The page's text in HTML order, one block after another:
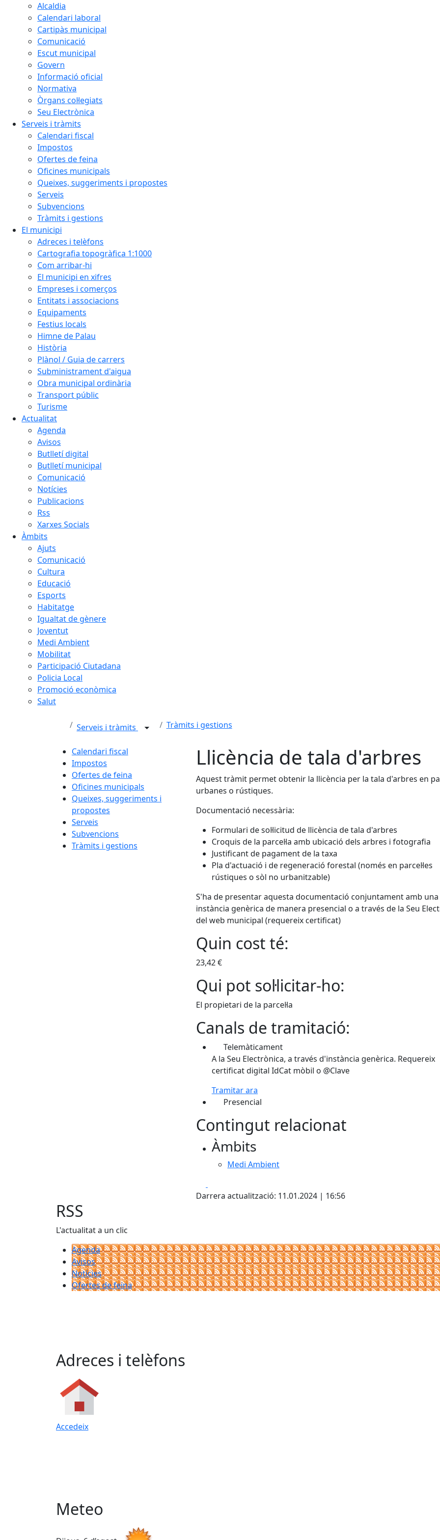
Alcaldia
Calendari laboral
Cartipàs municipal
Comunicació
Escut municipal
Govern
Informació oficial
Normativa
Òrgans col·legiats
Seu Electrònica
Serveis i tràmits
Calendari fiscal
Impostos
Ofertes de feina
Oficines municipals
Queixes, suggeriments i propostes
Serveis
Subvencions
Tràmits i gestions
El municipi
Adreces i telèfons
Cartografia topogràfica 1:1000
Com arribar-hi
El municipi en xifres
Empreses i comerços
Entitats i associacions
Equipaments
Festius locals
Himne de Palau
Història
Plànol / Guia de carrers
Subministrament d'aigua
Obra municipal ordinària
Transport públic
Turisme
Actualitat
Agenda
Avisos
Butlletí digital
Butlletí municipal
Comunicació
Notícies
Publicacions
Rss
Xarxes Socials
Àmbits
Ajuts
Comunicació
Cultura
Educació
Esports
Habitatge
Igualtat de gènere
Joventut
Medi Ambient
Mobilitat
Participació Ciutadana
Policia Local
Promoció econòmica
Salut
Serveis i tràmits Tràmits i gestions
Calendari fiscal
Impostos
Ofertes de feina
Oficines municipals
Queixes, suggeriments i
propostes
Serveis
Subvencions
Tràmits i gestions
Llicència de tala d'arbres
Aquest tràmit permet obtenir la llicència per la tala d'arbres en
urbanes o rústiques.
Documentació necessària:
Formulari de sol·licitud de llicència de tala d'arbres
Croquis de la parcel·la amb ubicació dels arbres i fotografia
Justificant de pagament de la taxa
Pla d'actuació i de regeneració forestal (només en parcel·les
rústiques o sòl no urbanitzable)
S'ha de presentar aquesta documentació conjuntament amb una
instància genèrica de manera presencial o a través de la Seu
del web municipal (requereix certificat)
Quin cost té:
23,42 €
Qui pot sol·licitar-ho:
El propietari de la parcel·la
Canals de tramitació:
Telemàticament
A la Seu Electrònica, a través d'instància genèrica. Requereix
certificat digital IdCat mòbil o @Clave
Tramitar ara
Presencial
Contingut relacionat
Àmbits
Medi Ambient
Darrera actualització: 11.01.2024 | 16:56
RSS
L'actualitat a un clic
Agenda
Avisos
Notícies
Ofertes de feina
Adreces i telèfons
Accedeix
Meteo